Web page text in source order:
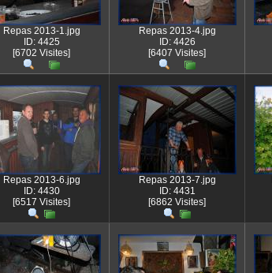
Repas 2013-1.jpg
ID: 4425
[6702 Visites]
Repas 2013-4.jpg
ID: 4426
[6407 Visites]
Repas 2013-6.jpg
ID: 4430
[6517 Visites]
Repas 2013-7.jpg
ID: 4431
[6862 Visites]